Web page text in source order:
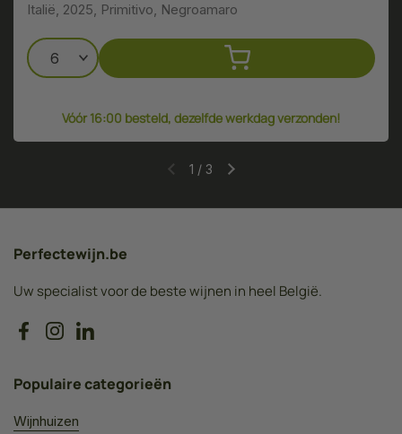
Italië, 2025, Primitivo, Negroamaro
Vóór 16:00 besteld, dezelfde werkdag verzonden!
1 / 3
Perfectewijn.be
Uw specialist voor de beste wijnen in heel België.
Facebook
InstagramLinkedIn
Populaire categorieën
Wijnhuizen